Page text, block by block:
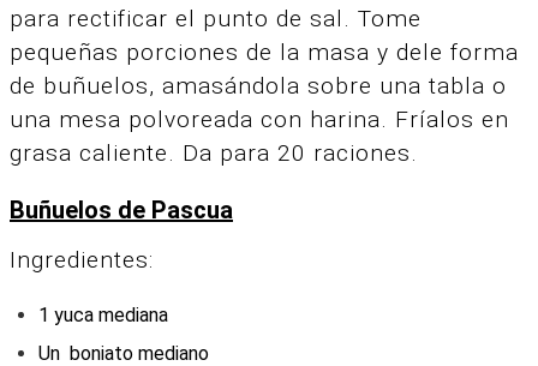
para rectificar el punto de sal. Tome
pequeñas porciones de la masa y dele forma
de buñuelos, amasándola sobre una tabla o
una mesa polvoreada con harina. Fríalos en
grasa caliente. Da para 20 raciones.
Buñuelos de Pascua
Ingredientes:
1 yuca mediana
Un boniato mediano